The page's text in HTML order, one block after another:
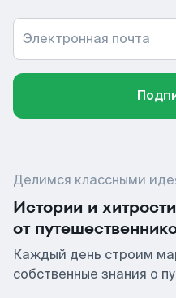
Электронная почта
Делимся классными
Истории и хитрости
от
Каждый день строим
собственные знания о